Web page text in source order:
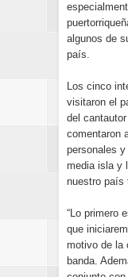
algunos de
país.
Los cinco
visitaron el
del
comentaron
personales
media isla y
nuestro país
“Lo primero
que
motivo de la
banda.